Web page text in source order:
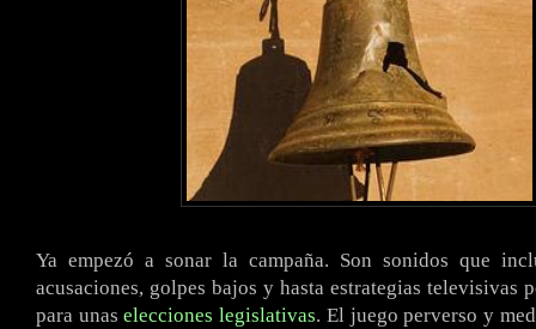
Ya empezó a sonar la campaña. Son sonidos que
acusaciones, golpes bajos y hasta estrategias televisivas
para unaselecciones legislativas. El juego perverso y